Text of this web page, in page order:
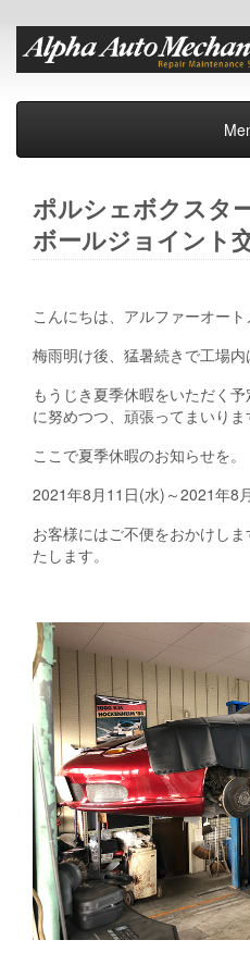
ポルシェボクスタ
ボールジョイント
こんにちは、アルファーオート
梅雨明け後、猛暑続きで工場内
もうじき夏季休暇をいただく
に努めつつ、頑張ってまいりま
ここで夏季休暇のお知らせを。
2021年8月11日(水)～2021年8
お客様にはご不便をおかけし
たします。